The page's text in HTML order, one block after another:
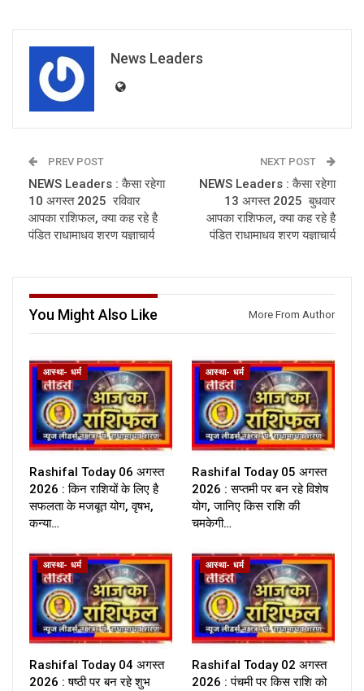
News Leaders
PREV POST
NEWS Leaders : कैसा रहेगा
10 अगस्त 2025 रविवार
आपका राशिफल, क्या कह रहे है
पंडित राधामाधव शरण यज्ञाचार्य
NEXT POST
NEWS Leaders : कैसा रहेगा
13 अगस्त 2025 बुधवार
आपका राशिफल, क्या कह रहे है
पंडित राधामाधव शरण यज्ञाचार्य
You Might Also Like More From Author
आस्था- धर्म
Rashifal Today 06 अगस्त
2026 : किन राशियों के लिए है
सफलता के मजबूत योग, वृषभ,
कन्या…
आस्था- धर्म
Rashifal Today 05 अगस्त
2026 : सप्तमी पर बन रहे विशेष
योग, जानिए किस राशि की
चमकेगी…
आस्था- धर्म
Rashifal Today 04 अगस्त
2026 : षष्ठी पर बन रहे शुभ
आस्था- धर्म
Rashifal Today 02 अगस्त
2026 : पंचमी पर किस राशि को